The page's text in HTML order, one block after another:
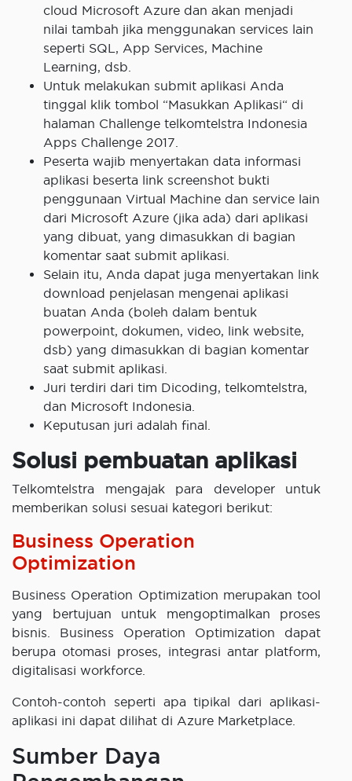
cloud Microsoft Azure dan akan menjadi
nilai tambah jika menggunakan services lain
seperti SQL, App Services, Machine
Learning, dsb.
Untuk melakukan submit aplikasi Anda
tinggal klik tombol “Masukkan Aplikasi“ di
halaman Challenge telkomtelstra Indonesia
Apps Challenge 2017.
Peserta wajib menyertakan data informasi
aplikasi beserta link screenshot bukti
penggunaan Virtual Machine dan service lain
dari Microsoft Azure (jika ada) dari aplikasi
yang dibuat, yang dimasukkan di bagian
komentar saat submit aplikasi.
Selain itu, Anda dapat juga menyertakan link
download penjelasan mengenai aplikasi
buatan Anda (boleh dalam bentuk
powerpoint, dokumen, video, link website,
dsb) yang dimasukkan di bagian komentar
saat submit aplikasi.
Juri terdiri dari tim Dicoding, telkomtelstra,
dan Microsoft Indonesia.
Keputusan juri adalah final.
Solusi pembuatan aplikasi
Telkomtelstra mengajak para developer untuk
memberikan solusi sesuai kategori berikut:
Business Operation
Optimization
Business Operation Optimization merupakan tool
yang bertujuan untuk mengoptimalkan proses
bisnis. Business Operation Optimization dapat
berupa otomasi proses, integrasi antar platform,
digitalisasi workforce.
Contoh-contoh seperti apa tipikal dari aplikasi-
aplikasi ini dapat dilihat di Azure Marketplace.
Sumber Daya